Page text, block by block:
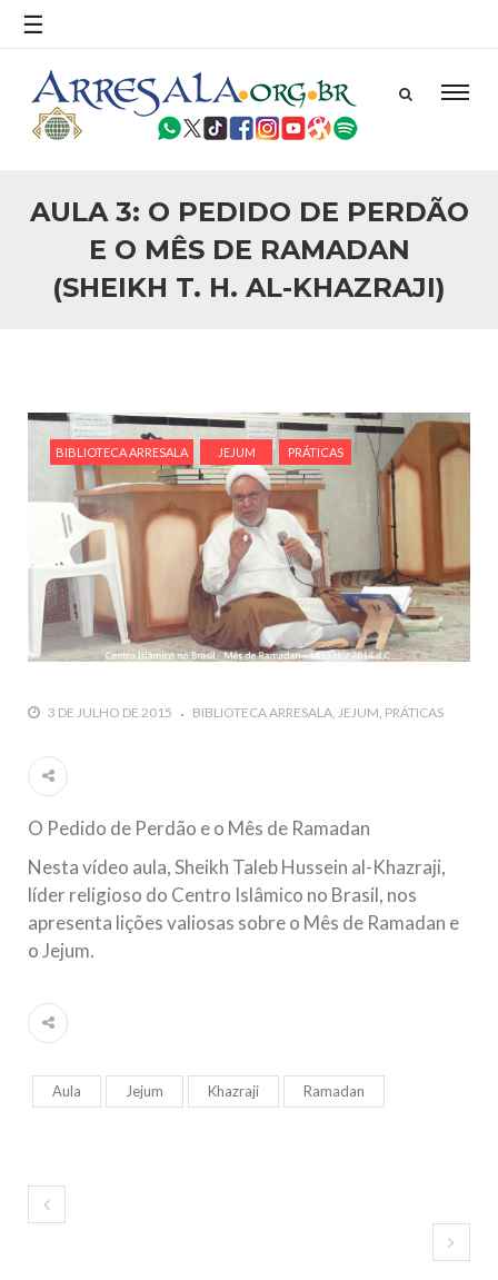
☰
AULA 3: O PEDIDO DE PERDÃO
E O MÊS DE RAMADAN
(SHEIKH T. H. AL-KHAZRAJI)
BIBLIOTECA ARRESALA JEJUM PRÁTICAS
3 DE JULHO DE 2015 BIBLIOTECA ARRESALA JEJUM PRÁTICAS
O Pedido de Perdão e o Mês de Ramadan
Nesta vídeo aula, Sheikh Taleb Hussein al-Khazraji,
líder religioso do Centro Islâmico no Brasil, nos
apresenta lições valiosas sobre o Mês de Ramadan e
o Jejum.
Aula Jejum Khazraji Ramadan